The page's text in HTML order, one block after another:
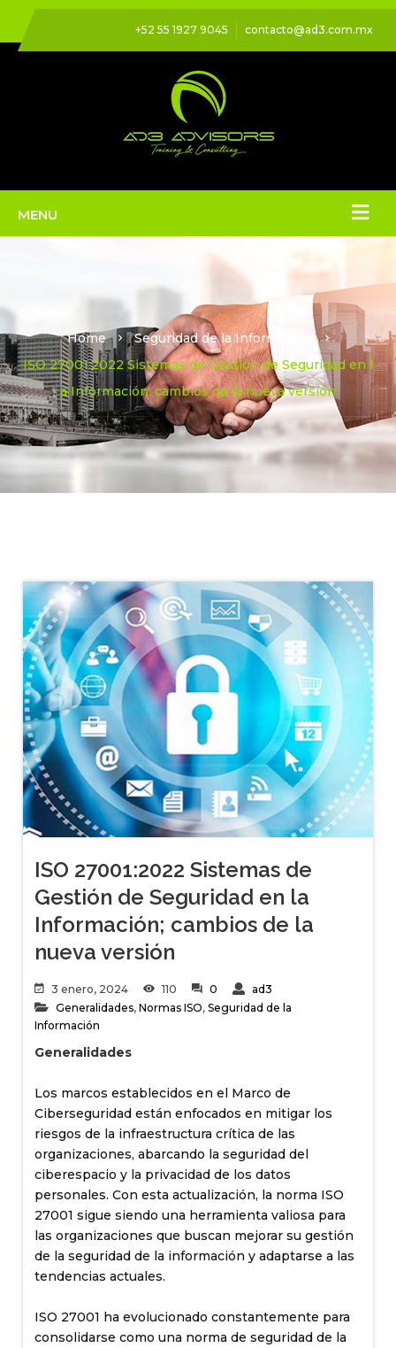
+52 55 1927 9045 contacto@ad3.com.mx
Home
Seguridad de la Información
ISO 27001:2022 Sistemas de Gestión de Seguridad en l
a Información; cambios de la nueva versión
ISO 27001:2022 Sistemas de
Gestión de Seguridad en la
Información; cambios de la
nueva versión
3 enero, 2024 110 0
ad3
Generalidades,Normas ISO,Seguridad de la
Información
Generalidades
Los marcos establecidos en el Marco de
Ciberseguridad están enfocados en mitigar los
riesgos de la infraestructura crítica de las
organizaciones, abarcando la seguridad del
ciberespacio y la privacidad de los datos
personales. Con esta actualización, la norma ISO
27001 sigue siendo una herramienta valiosa para
las organizaciones que buscan mejorar su gestión
de la seguridad de la información y adaptarse a las
tendencias actuales.
ISO 27001 ha evolucionado constantemente para
consolidarse como una norma de seguridad de la